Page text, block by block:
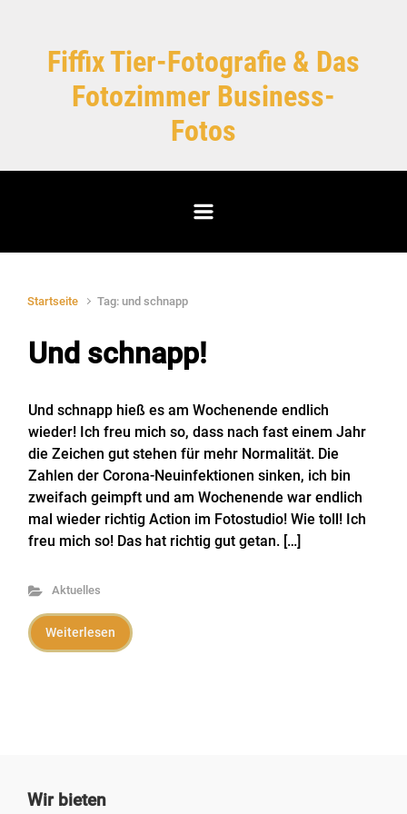
Fiffix Tier-Fotografie & Das
Fotozimmer Business-
Fotos
Startseite Tag: und schnapp
Und schnapp!
Und schnapp hieß es am Wochenende endlich
wieder! Ich freu mich so, dass nach fast einem Jahr
die Zeichen gut stehen für mehr Normalität. Die
Zahlen der Corona-Neuinfektionen sinken, ich bin
zweifach geimpft und am Wochenende war endlich
mal wieder richtig Action im Fotostudio! Wie toll! Ich
freu mich so! Das hat richtig gut getan. […]
Aktuelles
Weiterlesen
Wir bieten